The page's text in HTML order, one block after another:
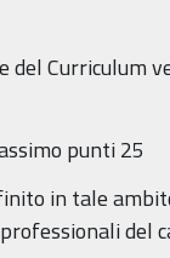
del Curriculum
punti 25
in tale
del